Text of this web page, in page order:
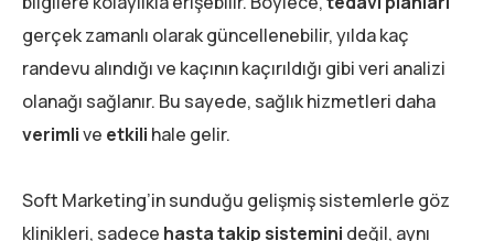
gerçek zamanlı olarak güncellenebilir, yılda kaç
randevu alındığı ve kaçının kaçırıldığı gibi veri analizi
olanağı sağlanır. Bu sayede, sağlık hizmetleri daha
verimlive etkili hale gelir.
Soft Marketing’in sunduğu gelişmiş sistemlerle göz
klinikleri, sadece hasta takip sistemini değil, aynı